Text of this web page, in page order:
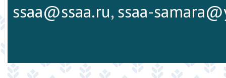
ssaa@ssaa.ru, ssaa-